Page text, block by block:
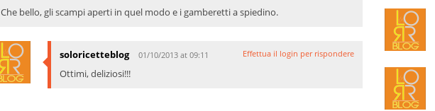
Che bello, gli scampi aperti in quel modo e i gamberetti a spiedino.
soloricetteblog 01/10/2013 at 09:11 Effettua il login per rispondere
Ottimi, deliziosi!!!